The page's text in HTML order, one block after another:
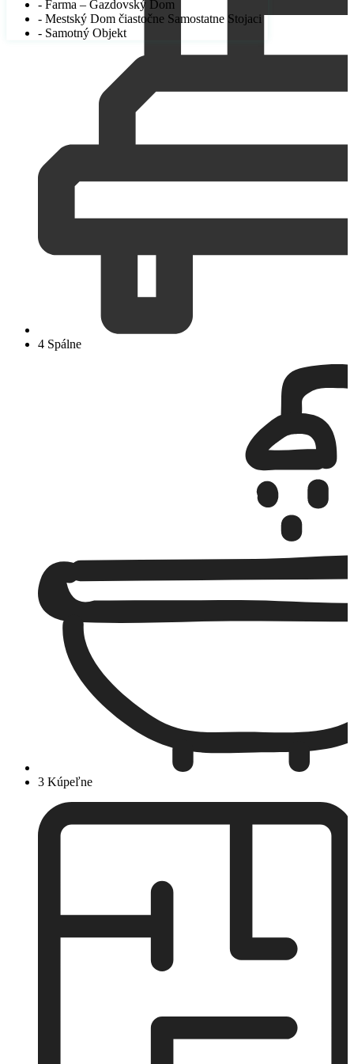
- Farma – Gazdovský Dom
- Mestský Dom čiastočne Samostatne Stojaci
- Samotný Objekt
4 Spálne
3 Kúpeľne